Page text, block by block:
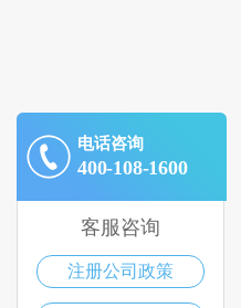
电话咨询
400-108-1600
客服咨询
注册公司政策